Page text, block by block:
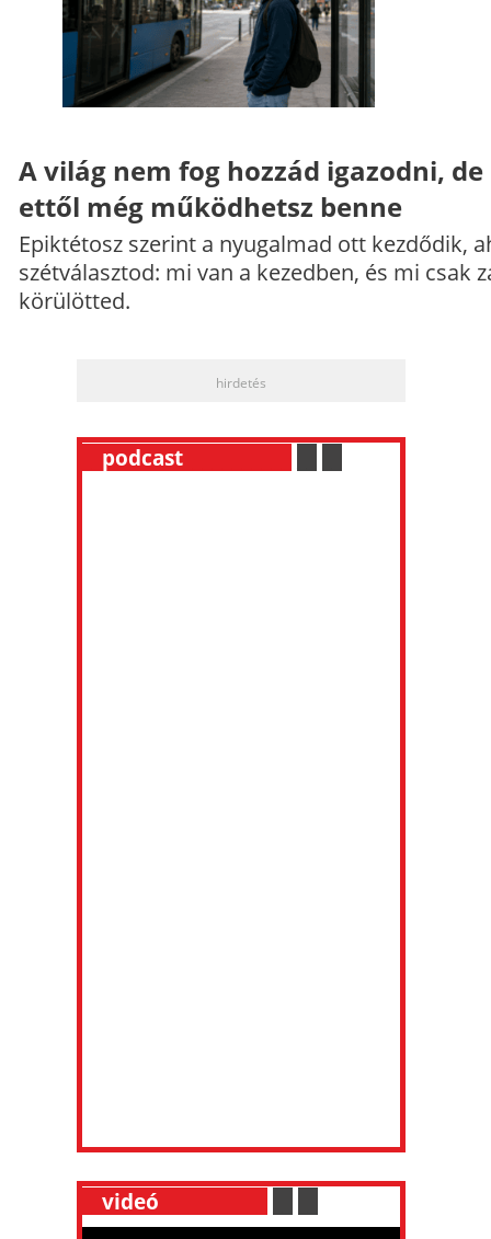
A világ nem fog hozzád igazodni, de
ettől még működhetsz benne
Epiktétosz szerint a nyugalmad ott kezdődik,
szétválasztod: mi van a kezedben, és mi csak
körülötted.
hirdetés
podcast
videó